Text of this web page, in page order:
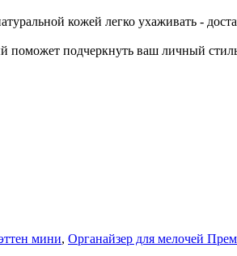
кожей легко ухаживать -
поможет подчеркнуть ваш личный
мини, Органайзер для мелочей